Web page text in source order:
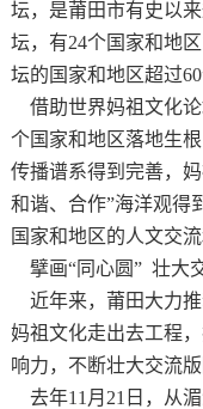
坛，是莆田市有史以
坛，有24个国家和地
坛的国家和地区超过
借助世界妈祖文化
个国家和地区落地生
传播谱系得到完善，
和谐、合作”海洋观得
国家和地区的人文交流
擘画“同心圆” 壮大
近年来，莆田大力
妈祖文化走出去工程
响力，不断壮大交流版
去年11月21日，从